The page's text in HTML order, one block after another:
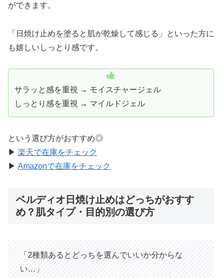
ができます。
「日焼け止めを塗ると肌が乾燥して感じる」といった方に
も嬉しいしっとり感です。
サラッと感を重視 → モイスチャージェル
しっとり感を重視 → マイルドジェル
という選び方がおすすめ◎
▶ 楽天で在庫をチェック
▶ Amazonで在庫をチェック
ベルディオ日焼け止めはどっちがおすす
め？肌タイプ・目的別の選び方
「2種類あるとどっちを選んでいいか分からな
い…」